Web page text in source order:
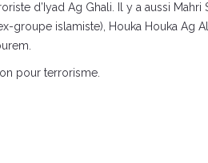
d’Iyad Ag Ghali. Il y a aussi Mahri
groupe islamiste), Houka Houka Ag
pour terrorisme.